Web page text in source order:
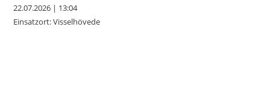
22.07.2026 | 13:04
Einsatzort: Visselhövede